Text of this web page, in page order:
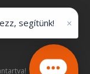
segítünk! ×